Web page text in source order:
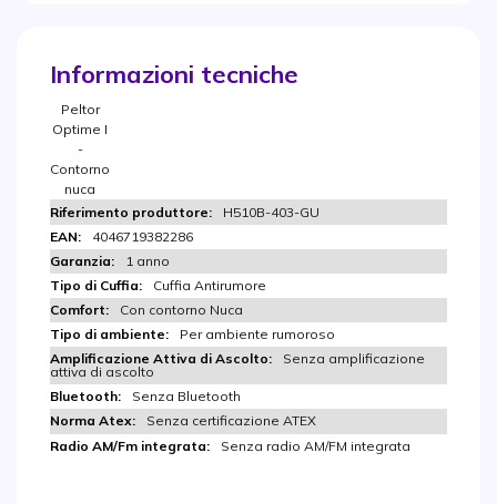
Informazioni tecniche
Peltor
Optime I
-
Contorno
nuca
H510B-403-GU
4046719382286
1 anno
Cuffia Antirumore
Con contorno Nuca
Per ambiente rumoroso
Senza amplificazione
attiva di ascolto
Senza Bluetooth
Senza certificazione ATEX
Senza radio AM/FM integrata